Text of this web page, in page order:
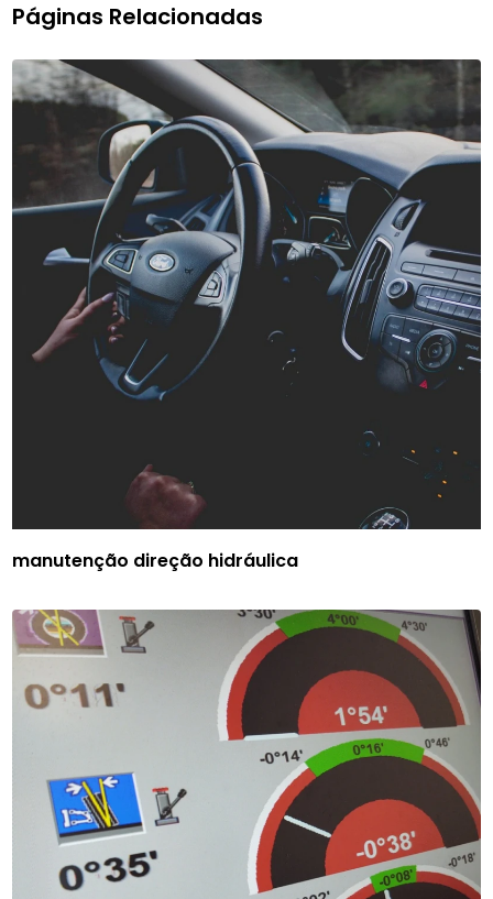
Páginas Relacionadas
manutenção direção hidráulica